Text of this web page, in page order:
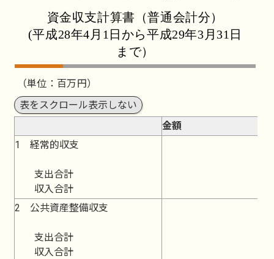
資金収支計算書（普通会計分）
(平成28年4月1日から平成29年3月31日
まで）
（単位：百万円）
表をスクロール表示しない
金額
1 経常的収支
支出合計
収入合計
2 公共資産整備収支
支出合計
収入合計